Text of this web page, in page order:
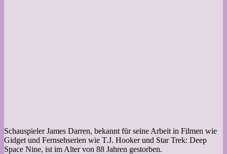
Schauspieler James Darren, bekannt für seine Arbeit in Filmen wie
Gidget und Fernsehserien wie T.J. Hooker und Star Trek: Deep
Space Nine, ist im Alter von 88 Jahren gestorben.